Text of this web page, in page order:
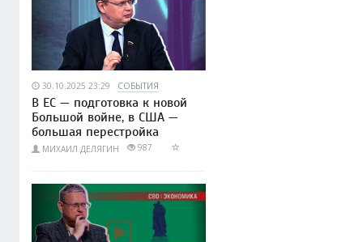
30.10.2025 23:29 СОБЫТИЯ
В ЕС — подготовка к новой
Большой войне, в США —
большая перестройка
МИХАИЛ ДЕЛЯГИН 987